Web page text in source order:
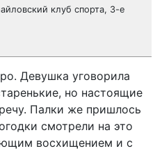
клуб спорта, 3-е
Девушка уговорила
но настоящие
Палки же пришлось
смотрели на это
восхищением и с